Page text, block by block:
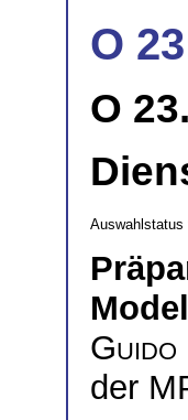
O
O
Auswahlstatus
der